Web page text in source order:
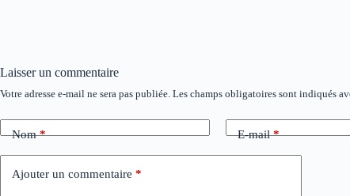
Laisser un commentaire
Votre adresse e-mail ne sera pas publiée. Les champs obligatoires sont indiqués
Nom* E-mail*
Ajouter un commentaire *
A
t
e